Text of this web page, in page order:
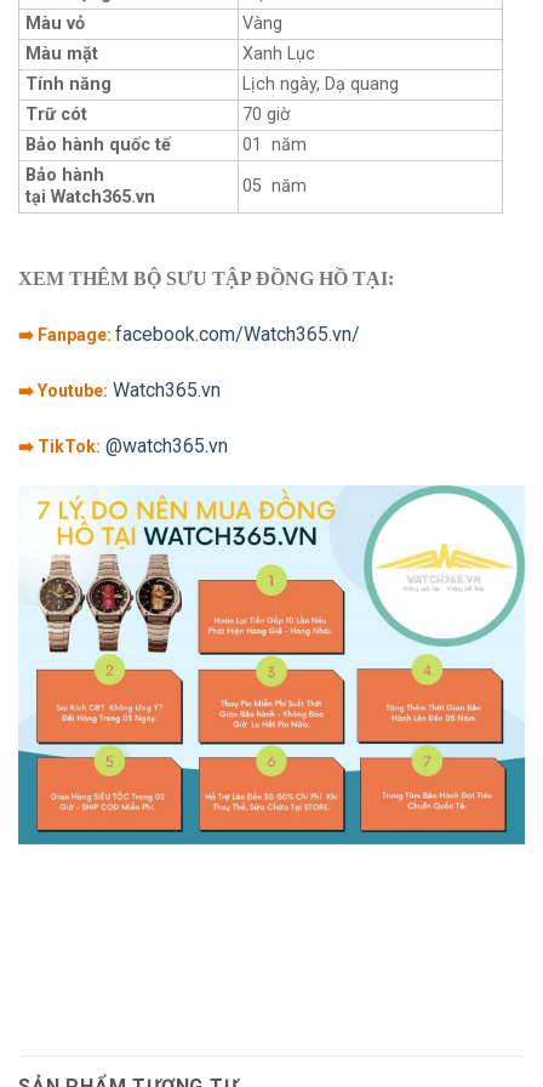
Màu vỏ
Vàng
Màu mặt
Xanh Lục
Tính năng
Lịch ngày, Dạ quang
Trữ cót
70 giờ
Bảo hành quốc tế
01 năm
Bảo hành
tại Watch365.vn
05 năm
XEM THÊM BỘ SƯU TẬP ĐỒNG HỒ TẠI:
➡️ Fanpage: facebook.com/Watch365.vn/
➡️ Youtube: Watch365.vn
➡️ TikTok: @watch365.vn